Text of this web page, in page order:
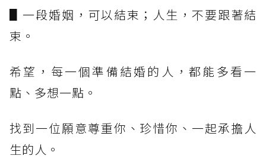
▋一段婚姻，可以結束；人生，不要跟著結
束。
希望，每一個準備結婚的人，都能多看一
點、多想一點。
找到一位願意尊重你、珍惜你、一起承擔人
生的人。